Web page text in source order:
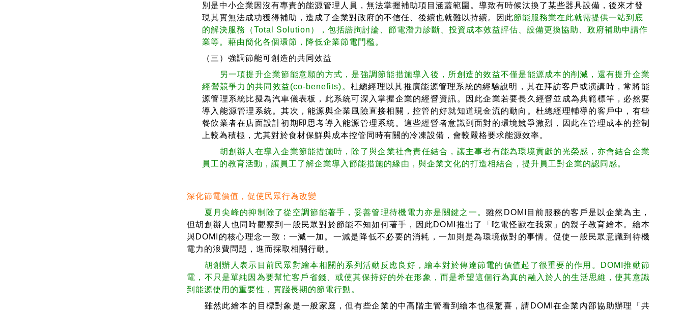
別是中小企業因沒有專責的能源管理人員，無法掌握補助項目涵蓋範圍。導致有時候汰換了某些器具設備，後來才發
現其實無法成功獲得補助，造成了企業對政府的不信任、後續也就難以持續。因此節能服務業在此就需提供一站到底
的解決服務（Total Solution），包括諮詢討論、節電潛力診斷、投資成本效益評估、設備更換協助、政府補助申請作
業等。藉由簡化各個環節，降低企業節電門檻。
（三）強調節能可創造的共同效益
另一項提升企業節能意願的方式，是強調節能措施導入後，所創造的效益不僅是能源成本的削減，還有提升企業
經營競爭力的共同效益(co-benefits)。 杜總經理以其推廣能源管理系統的經驗說明，其在拜訪客戶或演講時，常將能
源管理系統比擬為汽車儀表板，此系統可深入掌握企業的經營資訊。因此企業若要長久經營並成為典範標竿，必然要
導入能源管理系統。其次，能源與企業風險直接相關，控管的好就知道現金流的動向。杜總經理輔導的客戶中，有些
餐飲業者在店面設計初期即思考導入能源管理系統。這些經營者意識到面對的環境競爭激烈，因此在管理成本的控制
上較為積極，尤其對於食材保鮮與成本控管同時有關的冷凍設備，會較嚴格要求能源效率。
胡創辦人在導入企業節能措施時，除了與企業社會責任結合，讓主事者有能為環境貢獻的光榮感，亦會結合企業
員工的教育活動，讓員工了解企業導入節能措施的緣由，與企業文化的打造相結合，提升員工對企業的認同感。
深化節電價值，促使民眾行為改變
夏月尖峰的抑制除了從空調節能著手，妥善管理待機電力亦是關鍵之一。雖然DOMI目前服務的客戶是以企業為主，
但胡創辦人也同時觀察到一般民眾對於節能不知如何著手，因此DOMI推出了「吃電怪獸在我家」的親子教育繪本。繪本
與DOMI的核心理念一致：一減一加。一減是降低不必要的消耗，一加則是為環境做對的事情。促使一般民眾意識到待機
電力的浪費問題，進而採取相關行動。
胡創辦人表示目前民眾對繪本相關的系列活動反應良好，繪本對於傳達節電的價值起了很重要的作用。DOMI推動節
電，不只是單純因為要幫忙客戶省錢、或使其保持好的外在形象，而是希望這個行為真的融入於人的生活思維，使其意識
到能源使用的重要性，實踐長期的節電行動。
雖然此繪本的目標對象是一般家庭，但有些企業的中高階主管看到繪本也很驚喜，請DOMI在企業內部協助辦理「共